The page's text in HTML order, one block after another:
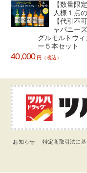
【数量限
人様１点の
【代引不
ャパニー
グルモルトウィ
ー５本セット
40,000 円（税込）
お知らせ 特定商取引法に